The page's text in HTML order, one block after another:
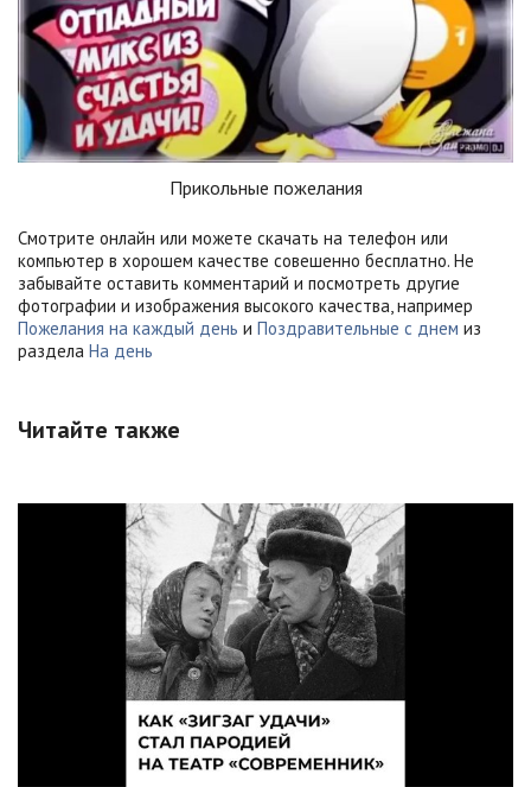
Прикольные пожелания
Смотрите онлайн или можете скачать на телефон или
компьютер в хорошем качестве совешенно бесплатно. Не
забывайте оставить комментарий и посмотреть другие
фотографии и изображения высокого качества, например
Пожелания на каждый день и Поздравительные с днем из
раздела На день
Читайте также